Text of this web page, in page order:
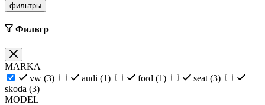
фильтры
Фильтр
MARKA
vw (3) audi (1) ford (1) seat (3)
skoda (3)
MODEL